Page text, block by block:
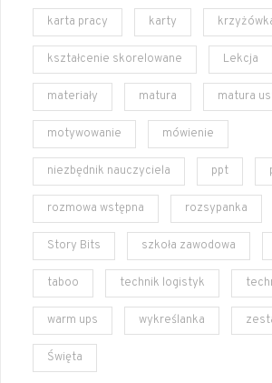
karta pracy karty
kształcenie skorelowane Lekcja
materiały matura matura
motywowanie mówienie
niezbędnik nauczyciela ppt
rozmowa wstępna rozsypanka
Story Bits szkoła zawodowa
taboo technik logistyk
warm ups wykreślanka
Święta